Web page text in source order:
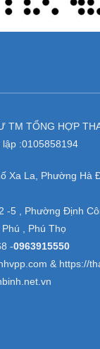
TM TỔNG HỢP
lập :0105858194
Xa La, Phường Hà
-5 , Phường Định
, Phú Thọ
-0963915550
& https://